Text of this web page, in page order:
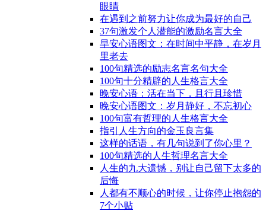
眼睛
在遇到之前努力让你成为最好的自己
37句激发个人潜能的激励名言大全
早安心语图文：在时间中平静，在岁月
里老去
100句精选的励志名言名句大全
100句十分精辟的人生格言大全
晚安心语：活在当下，且行且珍惜
晚安心语图文：岁月静好，不忘初心
100句富有哲理的人生格言大全
指引人生方向的金玉良言集
这样的话语，有几句说到了你心里？
100句精选的人生哲理名言大全
人生的九大遗憾，别让自己留下太多的
后悔
人都有不顺心的时候，让你停止抱怨的
7个小贴